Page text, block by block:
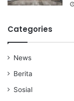
Categories
News
Berita
Sosial